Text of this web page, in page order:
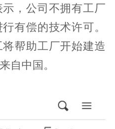
，公司不拥有工厂
有偿的技术许可。
帮助工厂开始建造
自中国。